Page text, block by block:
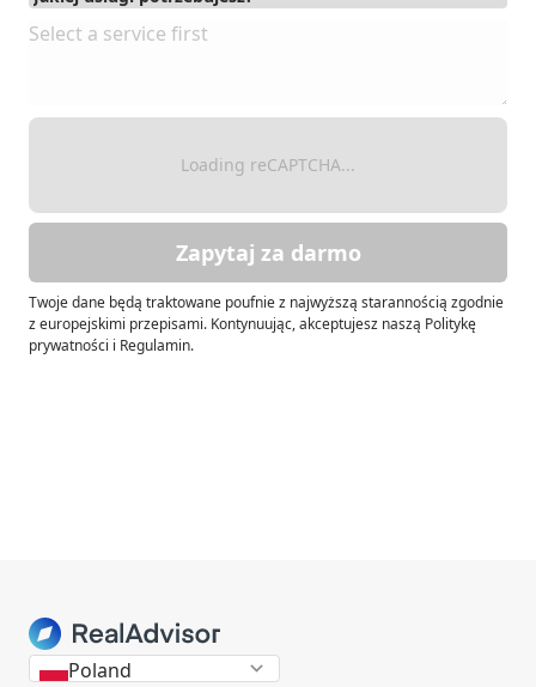
Loading reCAPTCHA...
Zapytaj za darmo
Twoje dane będą traktowane poufnie z najwyższą starannością zgodnie
z europejskimi przepisami. Kontynuując, akceptujesz naszą Politykę
prywatności i Regulamin.
Poland